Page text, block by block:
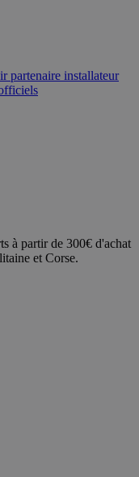
partenaire installateur
à partir de 300€ d'achat
et Corse.